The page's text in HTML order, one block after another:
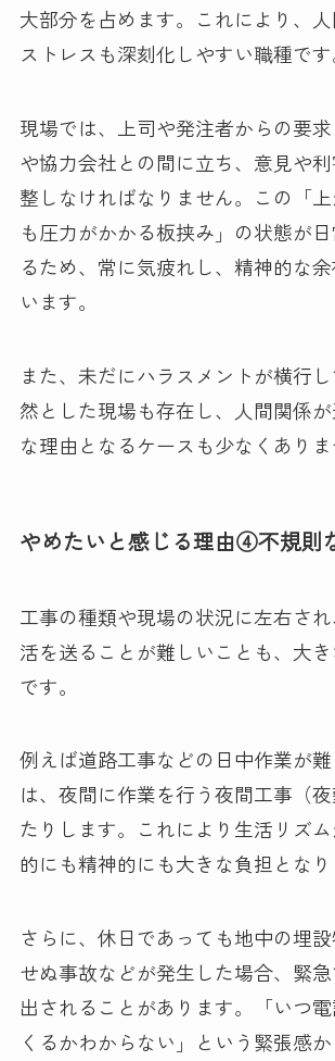
大部分を占めます。これにより、
ストレスも深刻化しやすい職種です
現場では、上司や発注者からの要
や協力会社との間に立ち、意見や
整しなければなりません。この「
も圧力がかかる板挟み」の状態が
るため、常に気疲れし、精神的な
います。
また、未だにハラスメントが横行
然とした現場も存在し、人間関係
な理由となるケースも少なくありま
やめたいと感じる理由④不規則
工事の種類や現場の状況に左右さ
活を送ることが難しいことも、大
です。
例えば道路工事などの日中作業が
は、夜間に作業を行う夜間工事（
たりします。これにより生活リズ
的にも精神的にも大きな負担となり
さらに、休日であっても地中の埋
せぬ事故などが発生した場合、緊
出されることがあります。「いつ
くるかわからない」という緊張感